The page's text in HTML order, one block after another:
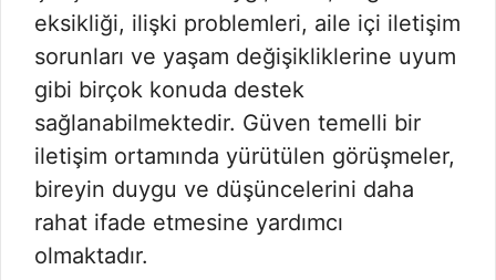
eksikliği, ilişki problemleri, aile içi iletişim
sorunları ve yaşam değişikliklerine uyum
gibi birçok konuda destek
sağlanabilmektedir. Güven temelli bir
iletişim ortamında yürütülen görüşmeler,
bireyin duygu ve düşüncelerini daha
rahat ifade etmesine yardımcı
olmaktadır.